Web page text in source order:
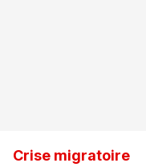
Crise migratoire